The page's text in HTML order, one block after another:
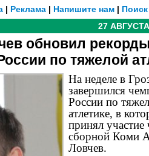
| Реклама | Напишите нам | Поиск
27
обновил
по тяжелой
На неделе в
завершился
России по
атлетике, в
принял участие
сборной Коми
Ловчев.